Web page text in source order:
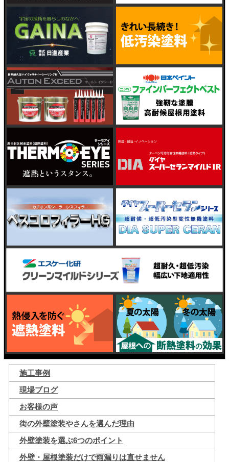
施工事例
現場ブログ
お客様の声
街の外壁塗装やさんを選んだ理由
外壁塗装を選ぶ6つのポイント
外壁・屋根塗装だけで雨漏りは直せません